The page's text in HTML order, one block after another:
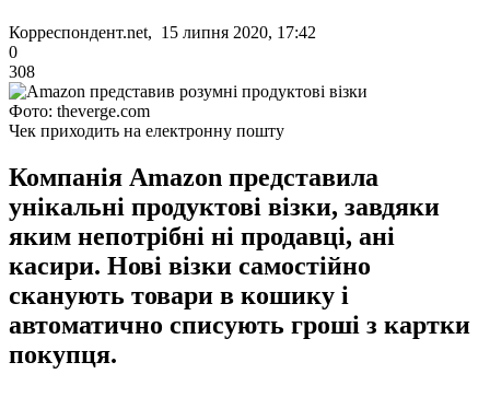
Корреспондент.net, 15 липня 2020, 17:42
0
308
Фото: theverge.com
Чек приходить на електронну пошту
Компанія Amazon представила
унікальні продуктові візки, завдяки
яким непотрібні ні продавці, ані
касири. Нові візки самостійно
сканують товари в кошику і
автоматично списують гроші з картки
покупця.